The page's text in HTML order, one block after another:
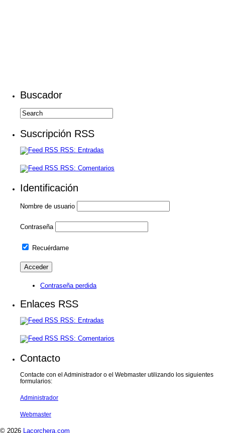
Buscador
Suscripción RSS
RSS: Entradas
RSS: Comentarios
Identificación
Nombre de usuario
Contraseña
Recuérdame
Contraseña perdida
Enlaces RSS
RSS: Entradas
RSS: Comentarios
Contacto
Contacte con el Administrador o el Webmaster utilizando los siguientes
formularios:
Administrador
Webmaster
© 2026 Lacorchera.com